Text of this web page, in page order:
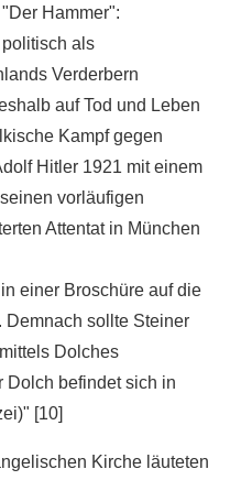
Hammer":
als
Verderbern
auf Tod und Leben
Kampf gegen
Hitler 1921 mit einem
vorläufigen
Attentat in München
einer Broschüre auf die
Demnach sollte Steiner
Dolches
Dolch befindet sich in
[10]
Kirche läuteten